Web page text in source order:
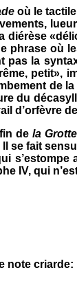
où le tactile
diérèse
phrase où
pas la
petit»,
de
du
d’orfèvre
de la Grotte
se fait
IV, qui
note criarde: